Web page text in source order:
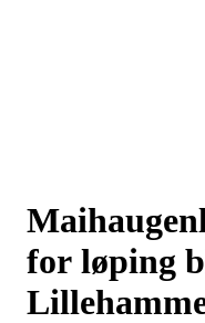
for løping